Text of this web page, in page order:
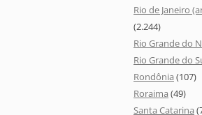
Rio de Janeiro
(2.244)
Rio Grande do
Rio Grande do
Rondônia (107)
Roraima (49)
Santa Catarina